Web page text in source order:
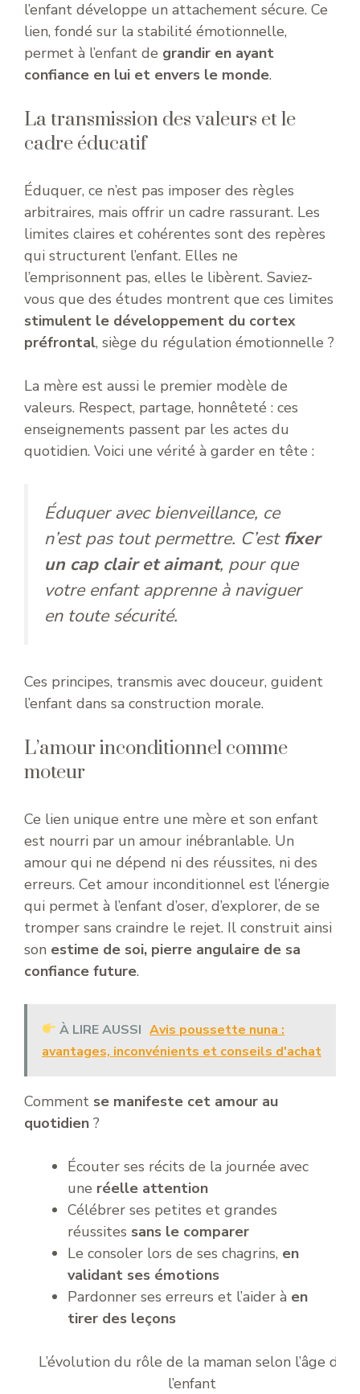
l’enfant développe un attachement sécure. Ce
lien, fondé sur la stabilité émotionnelle,
permet à l’enfant de grandir en ayant
confiance en lui et envers le monde.
La transmission des valeurs et le
cadre éducatif
Éduquer, ce n’est pas imposer des règles
arbitraires, mais offrir un cadre rassurant. Les
limites claires et cohérentes sont des repères
qui structurent l’enfant. Elles ne
l’emprisonnent pas, elles le libèrent. Saviez-
vous que des études montrent que ces limites
stimulent le développement du cortex
préfrontal, siège du régulation émotionnelle ?
La mère est aussi le premier modèle de
valeurs. Respect, partage, honnêteté : ces
enseignements passent par les actes du
quotidien. Voici une vérité à garder en tête :
Éduquer avec bienveillance, ce
n’est pas tout permettre. C’est fixer
un cap clair et aimant, pour que
votre enfant apprenne à naviguer
en toute sécurité.
Ces principes, transmis avec douceur, guident
l’enfant dans sa construction morale.
L’amour inconditionnel comme
moteur
Ce lien unique entre une mère et son enfant
est nourri par un amour inébranlable. Un
amour qui ne dépend ni des réussites, ni des
erreurs. Cet amour inconditionnel est l’énergie
qui permet à l’enfant d’oser, d’explorer, de se
tromper sans craindre le rejet. Il construit ainsi
son estime de soi, pierre angulaire de sa
confiance future.
À LIRE AUSSI Avis poussette nuna :
avantages, inconvénients et conseils d'achat
Comment se manifeste cet amour au
quotidien ?
Écouter ses récits de la journée avec
une réelle attention
Célébrer ses petites et grandes
réussites sans le comparer
Le consoler lors de ses chagrins, en
validant ses émotions
Pardonner ses erreurs et l’aider à en
tirer des leçons
L’évolution du rôle de la maman selon l’âge de
l’enfant